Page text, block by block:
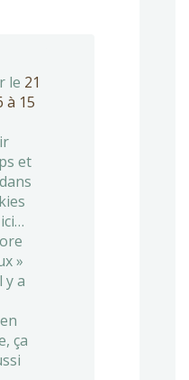
le 21
à 15
et
»
y a
ça